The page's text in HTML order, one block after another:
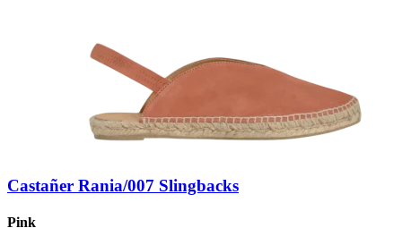
Castañer Rania/007 Slingbacks
Pink